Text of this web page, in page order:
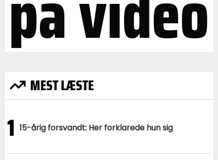
MEST LÆSTE
1 15-årig forsvandt: Her forklarede hun sig